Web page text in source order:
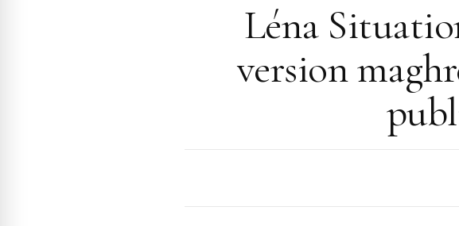
Léna
version